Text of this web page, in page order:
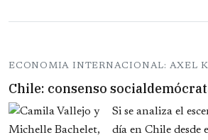
ECONOMIA INTERNACIONAL: AXEL
Chile: consenso
Si se analiza el
día en Chile desde